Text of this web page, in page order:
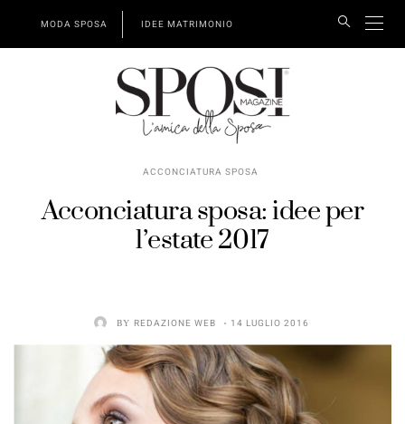
MODA SPOSA IDEE MATRIMONIO
ACCONCIATURA SPOSA
Acconciatura sposa: idee per
l’estate 2017
BY REDAZIONE WEB 14 LUGLIO 2016